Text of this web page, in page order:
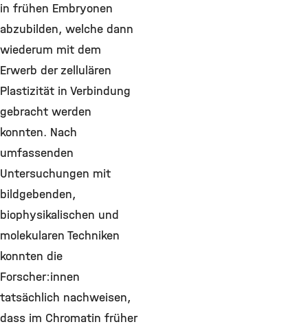
in frühen Embryonen
abzubilden, welche dann
wiederum mit dem
Erwerb der zellulären
Plastizität in Verbindung
gebracht werden
konnten. Nach
umfassenden
Untersuchungen mit
bildgebenden,
biophysikalischen und
molekularen Techniken
konnten die
Forscher:innen
tatsächlich nachweisen,
dass im Chromatin früher